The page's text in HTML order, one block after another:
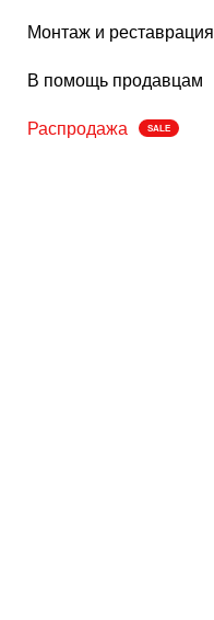
Монтаж и реставрация
В помощь продавцам
Распродажа SALE